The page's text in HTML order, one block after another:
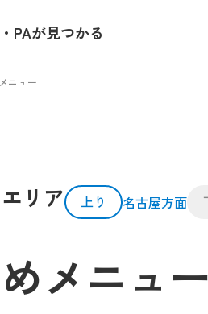
PAが見つかる
ニュー
リア 上り 名古屋方面
メニュー